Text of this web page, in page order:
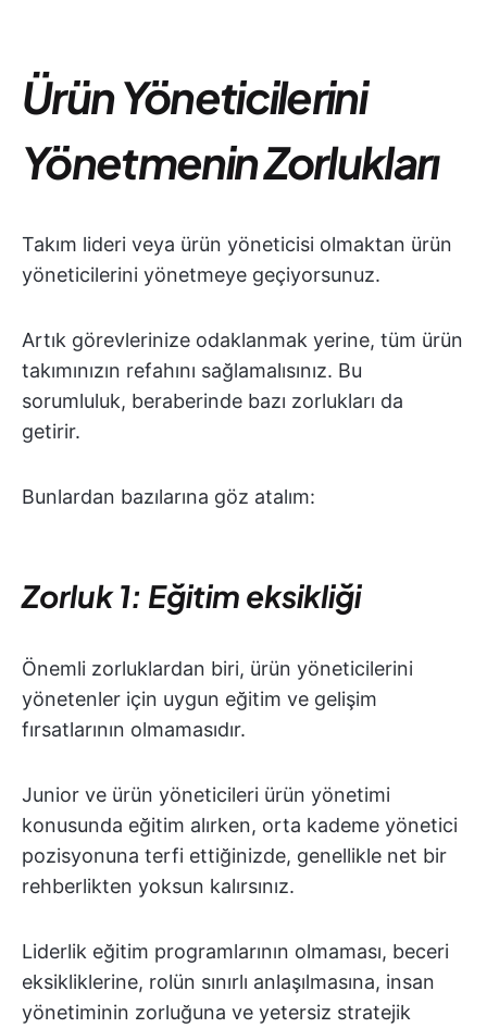
Ürün Yöneticilerini
Yönetmenin Zorlukları
Takım lideri veya ürün yöneticisi olmaktan ürün
yöneticilerini yönetmeye geçiyorsunuz.
Artık görevlerinize odaklanmak yerine, tüm ürün
takımınızın refahını sağlamalısınız. Bu
sorumluluk, beraberinde bazı zorlukları da
getirir.
Bunlardan bazılarına göz atalım:
Zorluk 1: Eğitim eksikliği
Önemli zorluklardan biri, ürün yöneticilerini
yönetenler için uygun eğitim ve gelişim
fırsatlarının olmamasıdır.
Junior ve ürün yöneticileri ürün yönetimi
konusunda eğitim alırken, orta kademe yönetici
pozisyonuna terfi ettiğinizde, genellikle net bir
rehberlikten yoksun kalırsınız.
Liderlik eğitim programlarının olmaması, beceri
eksikliklerine, rolün sınırlı anlaşılmasına, insan
yönetiminin zorluğuna ve yetersiz stratejik